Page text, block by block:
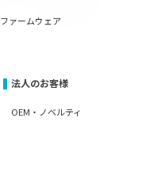
ファームウェア
法人のお客様
OEM・ノベルティ